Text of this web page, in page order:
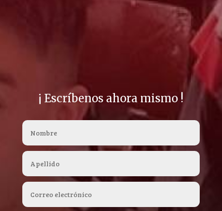
¡ Escríbenos ahora mismo !